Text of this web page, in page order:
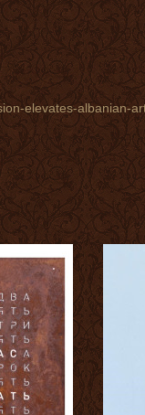
elevates-albanian-